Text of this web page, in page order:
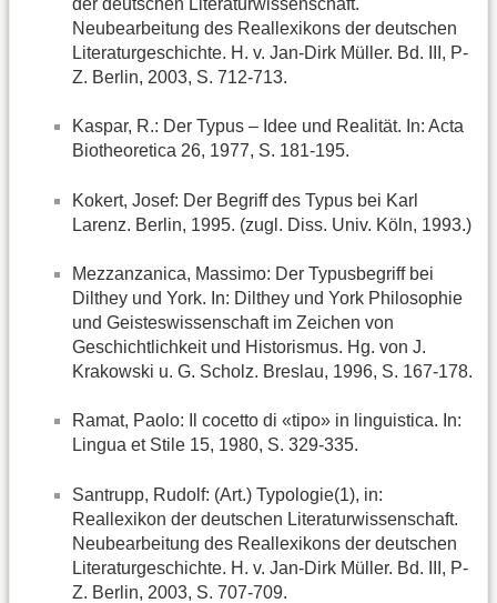
Neubearbeitung des Reallexikons der deutschen
Literaturgeschichte. H. v. Jan-Dirk Müller. Bd. III, P-
Z. Berlin, 2003, S. 712-713.
Kaspar, R.: Der Typus – Idee und Realität. In: Acta
Biotheoretica 26, 1977, S. 181-195.
Kokert, Josef: Der Begriff des Typus bei Karl
Larenz. Berlin, 1995. (zugl. Diss. Univ. Köln, 1993.)
Mezzanzanica, Massimo: Der Typusbegriff bei
Dilthey und York. In: Dilthey und York Philosophie
und Geisteswissenschaft im Zeichen von
Geschichtlichkeit und Historismus. Hg. von J.
Krakowski u. G. Scholz. Breslau, 1996, S. 167-178.
Ramat, Paolo: Il cocetto di «tipo» in linguistica. In:
Lingua et Stile 15, 1980, S. 329-335.
Santrupp, Rudolf: (Art.) Typologie(1), in:
Reallexikon der deutschen Literaturwissenschaft.
Neubearbeitung des Reallexikons der deutschen
Literaturgeschichte. H. v. Jan-Dirk Müller. Bd. III, P-
Z. Berlin, 2003, S. 707-709.